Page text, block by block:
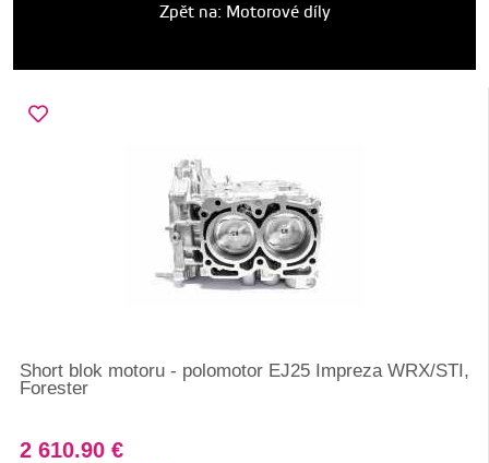
Zpět na: Motorové díly
Short blok motoru - polomotor EJ25 Impreza WRX/STI,
Forester
2 610.90 €